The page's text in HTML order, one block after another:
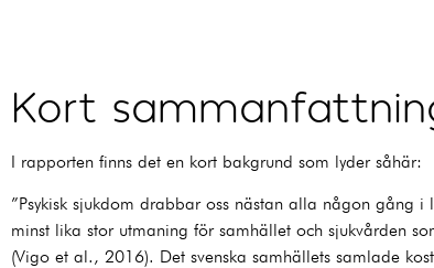
Kort
I rapporten finns det en kort bakgrund som lyder såhär:
”Psykisk sjukdom drabbar oss nästan alla någon gång i
minst lika stor utmaning för samhället och sjukvården
(Vigo et al., 2016). Det svenska samhällets samlade